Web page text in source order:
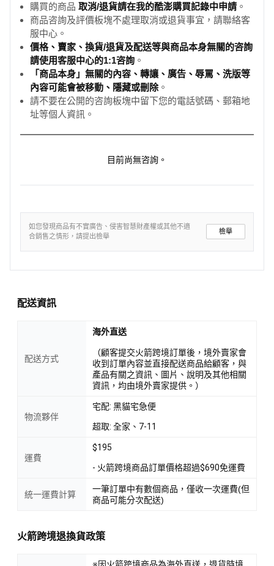
購買的商品 取消/退貨請在我的酷澎購買記錄中申請 。
商品咨詢及評價板塊不處理取消或退貨事宜，請聯絡客
服中心。
價格、賣家、換貨/退貨及配送等與商品本身無關的咨詢
請使用客服中心的1:1咨詢 。
「商品本身」無關的內容、轉讓、廣告、辱罵、洗版等
內容可能會被移動、隱藏或刪除。
請不要在公開的咨詢板塊中留下您的電話號碼、郵箱地
址等個人資訊。
目前尚無咨詢。
如您發現商品有不實廣告、侵害智慧財產權或其他不適
合銷售之情形，請提出檢舉
檢舉
配送資訊
配送方式
海外直送
（顧客提交火箭跨境訂單後，境外賣家會
收到訂單內容並直接配送商品給顧客，與
產品有關之資訊、圖片、說明及其他相關
資訊，均由境外賣家提供。）
物流夥伴
宅配: 黑貓宅急便
超取: 全家、7-11
運費
$195
- 火箭跨境商品訂單價格超過$690免運費
統一運費計算
一筆訂單中有數個商品，僅收一次運費(但
商品可能分次配送)
火箭跨境退換貨政策
※因火箭跨境商品為海外直送，退貨時境